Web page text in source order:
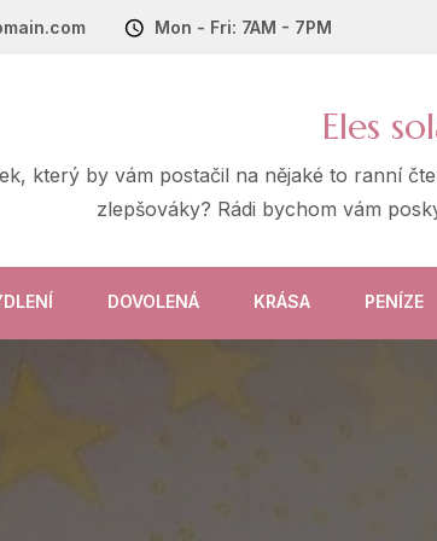
Mon - Fri: 7AM - 7PM
Eles
který by vám postačil na nějaké to ranní
zlepšováky? Rádi bychom vám
DOVOLENÁ KRÁSA PENÍZE